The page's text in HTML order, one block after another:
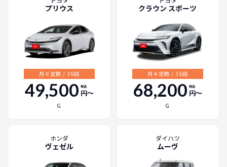
プリウス
月々定額 / 36回
49,500 税込
円〜
G
クラウン スポーツ
月々定額 / 36回
68,200 税込
円〜
G
ホンダ
ヴェゼル
ダイハツ
ムーヴ